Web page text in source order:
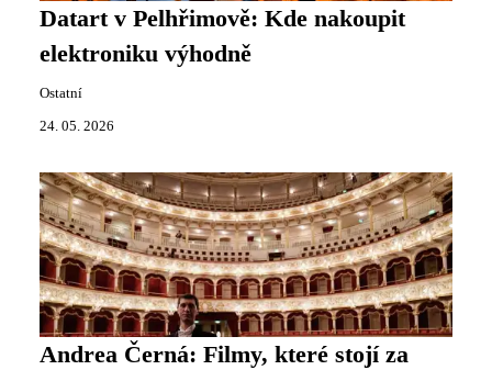
Datart v Pelhřimově: Kde nakoupit
elektroniku výhodně
Ostatní
24. 05. 2026
Andrea Černá: Filmy, které stojí za